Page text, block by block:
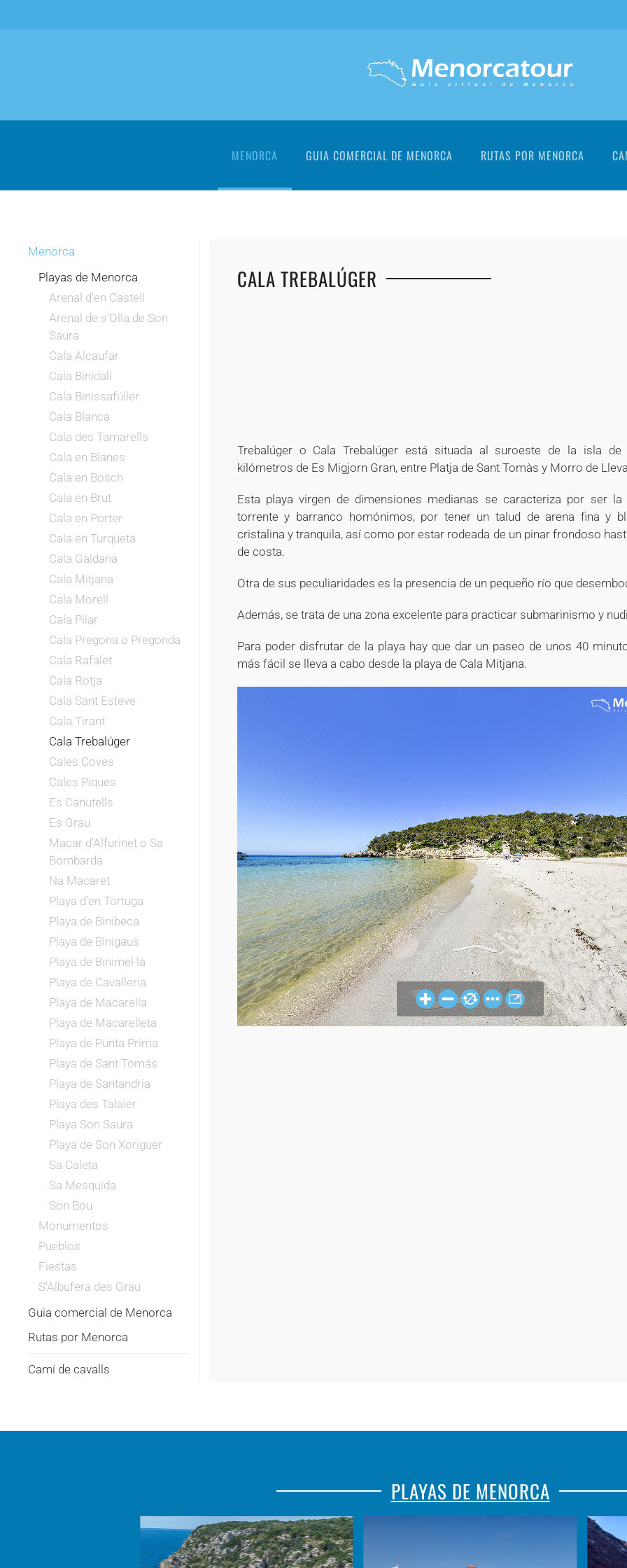
MENORCA GUIA COMERCIAL DE MENORCA RUTAS POR MENORCA
Menorca
Playas de Menorca
Arenal d'en Castell
Arenal de s'Olla de Son
Saura
Cala Alcaufar
Cala Binidalí
Cala Binissafúller
Cala Blanca
Cala des Tamarells
Cala en Blanes
Cala en Bosch
Cala en Brut
Cala en Porter
Cala en Turqueta
Cala Galdana
Cala Mitjana
Cala Morell
Cala Pilar
Cala Pregona o Pregonda
Cala Rafalet
Cala Rotja
Cala Sant Esteve
Cala Tirant
Cala Trebalúger
Cales Coves
Cales Piques
Es Canutells
Es Grau
Macar d'Alfurinet o Sa
Bombarda
Na Macaret
Playa d’en Tortuga
Playa de Binibeca
Playa de Binigaus
Playa de Binimel·là
Playa de Cavalleria
Playa de Macarella
Playa de Macarelleta
Playa de Punta Prima
Playa de Sant Tomás
Playa de Santandria
Playa des Talaier
Playa Son Saura
Playa de Son Xoriguer
Sa Caleta
Sa Mesquida
Son Bou
Monumentos
Pueblos
Fiestas
S'Albufera des Grau
Guia comercial de Menorca
Rutas por Menorca
Camí de cavalls
CALA TREBALÚGER
Trebalúger o Cala Trebalúger está situada al suroeste de la isla
kilómetros de Es Migjorn Gran, entre Platja de Sant Tomàs y Morro de
Esta playa virgen de dimensiones medianas se caracteriza por ser
torrente y barranco homónimos, por tener un talud de arena fina y
cristalina y tranquila, así como por estar rodeada de un pinar frondoso
de costa.
Otra de sus peculiaridades es la presencia de un pequeño río que
Además, se trata de una zona excelente para practicar submarinismo y
Para poder disfrutar de la playa hay que dar un paseo de unos 40
más fácil se lleva a cabo desde la playa de Cala Mitjana.
PLAYAS DE MENORCA